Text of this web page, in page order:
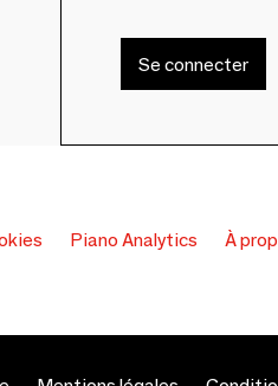
Se connecter
Piano Analytics À